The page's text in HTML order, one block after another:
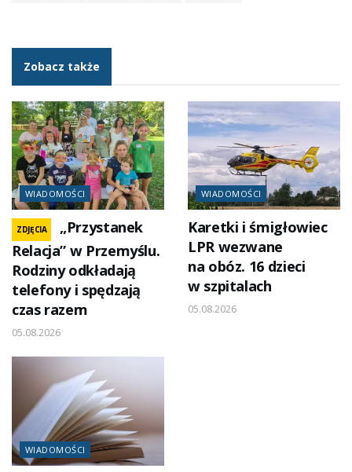
Zobacz także
WIADOMOŚCI
ZDJĘCIA
„Przystanek
Relacja” w Przemyślu.
Rodziny odkładają
telefony i spędzają
czas razem
05.08.2026
WIADOMOŚCI
Karetki i śmigłowiec
LPR wezwane
na obóz. 16 dzieci
w szpitalach
05.08.2026
WIADOMOŚCI